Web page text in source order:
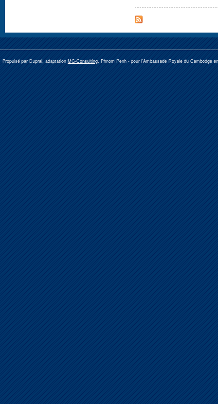
Propulsé par Dupral, adaptation MG-Consulting, Phnom Penh - pour l'Ambassade Royale du Cambodge